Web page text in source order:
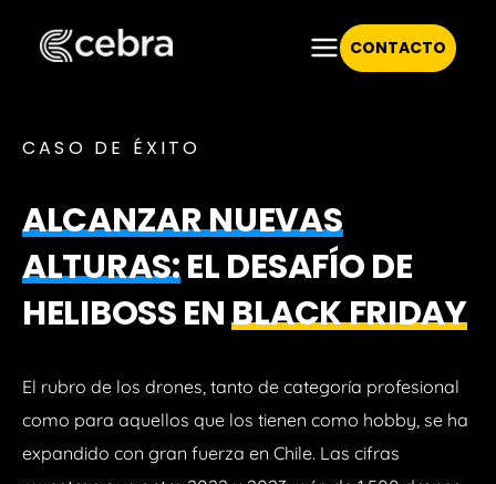
CONTACTO
CASO DE ÉXITO
ALCANZAR NUEVAS
ALTURAS:EL DESAFÍO DE
HELIBOSS ENBLACK FRIDAY
El rubro de los drones, tanto de categoría profesional
como para aquellos que los tienen como hobby, se ha
expandido con gran fuerza en Chile. Las cifras